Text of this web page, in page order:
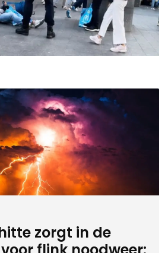
zorgt in de